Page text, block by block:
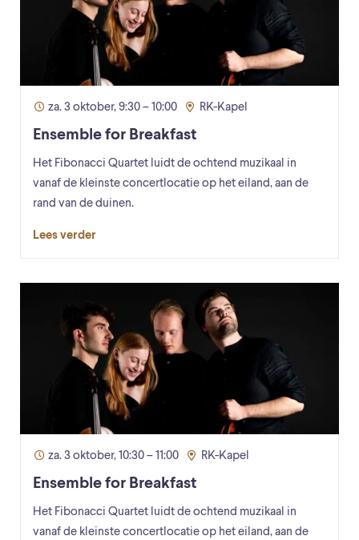
za. 3 oktober, 9:30 – 10:00 RK-Kapel
Ensemble for Breakfast
Het Fibonacci Quartet luidt de ochtend muzikaal in
vanaf de kleinste concertlocatie op het eiland, aan de
rand van de duinen.
Lees verder
za. 3 oktober, 10:30 – 11:00 RK-Kapel
Ensemble for Breakfast
Het Fibonacci Quartet luidt de ochtend muzikaal in
vanaf de kleinste concertlocatie op het eiland, aan de